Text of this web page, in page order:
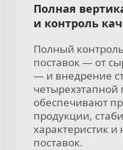
Полная
и контроль
Полный
поставок — от
— и внедрение
четырехэтапной
обеспечивают
продукции,
характеристик
поставок.